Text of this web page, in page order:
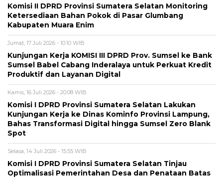
Komisi II DPRD Provinsi Sumatera Selatan Monitoring
Ketersediaan Bahan Pokok di Pasar Glumbang
Kabupaten Muara Enim
Jumat, 17 Juli 2026 - 10:10 WIB
Kunjungan Kerja KOMISI III DPRD Prov. Sumsel ke Bank
Sumsel Babel Cabang Inderalaya untuk Perkuat Kredit
Produktif dan Layanan Digital
Kamis, 16 Juli 2026 - 20:08 WIB
Komisi I DPRD Provinsi Sumatera Selatan Lakukan
Kunjungan Kerja ke Dinas Kominfo Provinsi Lampung,
Bahas Transformasi Digital hingga Sumsel Zero Blank
Spot
Selasa, 14 Juli 2026 - 15:55 WIB
Komisi I DPRD Provinsi Sumatera Selatan Tinjau
Optimalisasi Pemerintahan Desa dan Penataan Batas